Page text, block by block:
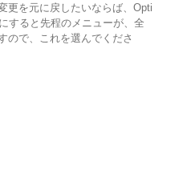
更を元に戻したいならば、Opti
すると先程のメニューが、全
ので、これを選んでくださ